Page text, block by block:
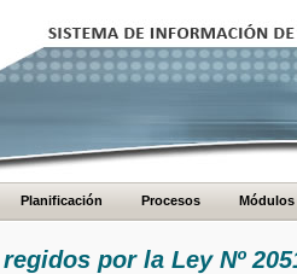
Planificación Procesos Módulos
por la Ley Nº